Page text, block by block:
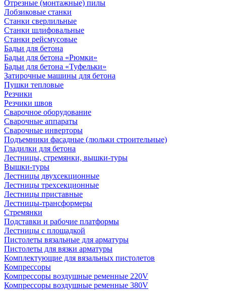
Отрезные (монтажные) пилы
Лобзиковые станки
Станки сверлильные
Станки шлифовальные
Станки рейсмусовые
Бадьи для бетона
Бадьи для бетона «Рюмки»
Бадьи для бетона «Туфельки»
Затирочные машины для бетона
Пушки тепловые
Резчики
Резчики швов
Сварочное оборудование
Сварочные аппараты
Сварочные инверторы
Подъемники фасадные (люльки строительные)
Гладилки для бетона
Лестницы, стремянки, вышки-туры
Вышки-туры
Лестницы двухсекционные
Лестницы трехсекционные
Лестницы приставные
Лестницы-трансформеры
Стремянки
Подставки и рабочие платформы
Лестницы с площадкой
Пистолеты вязальные для арматуры
Пистолеты для вязки арматуры
Комплектующие для вязальных пистолетов
Компрессоры
Компрессоры воздушные ременные 220V
Компрессоры воздушные ременные 380V